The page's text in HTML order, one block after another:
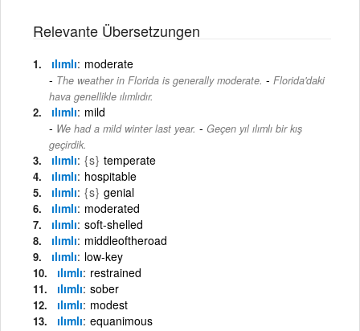
Relevante Übersetzungen
ılımlı moderate
The weather in Florida is generally moderate. - Florida'daki
hava genellikle ılımlıdır.
ılımlı mild
We had a mild winter last year. - Geçen yıl ılımlı bir kış
geçirdik.
ılımlı {s} temperate
ılımlı hospitable
ılımlı {s} genial
ılımlı moderated
ılımlı soft-shelled
ılımlı middleoftheroad
ılımlı low-key
ılımlı restrained
ılımlı sober
ılımlı modest
ılımlı equanimous